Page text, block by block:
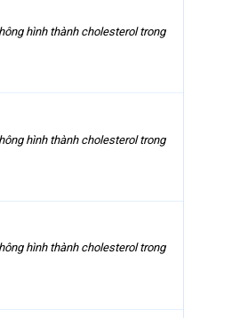
hình thành cholesterol trong
hình thành cholesterol trong
hình thành cholesterol trong